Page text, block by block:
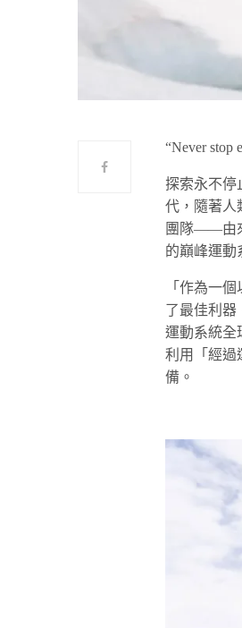
“Never stop
探索永不停
代，隨著人
團隊——由
的巔峰運動
「作為一
了最佳利器
運動系統全
利用「經過
備。